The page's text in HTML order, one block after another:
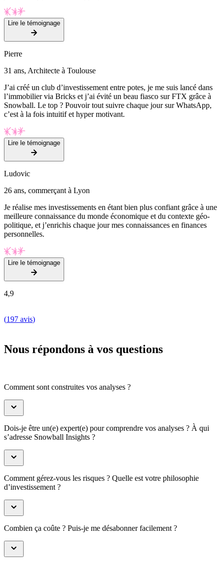
Lire le témoignage
Pierre
31 ans, Architecte à Toulouse
J’ai créé un club d’investissement entre potes, je me suis lancé dans
l’immobilier via Bricks et j’ai évité un beau fiasco sur FTX grâce à
Snowball. Le top ? Pouvoir tout suivre chaque jour sur WhatsApp,
c’est à la fois intuitif et hyper motivant.
Lire le témoignage
Ludovic
26 ans, commerçant à Lyon
Je réalise mes investissements en étant bien plus confiant grâce à une
meilleure connaissance du monde économique et du contexte géo-
politique, et j’enrichis chaque jour mes connaissances en finances
personnelles.
Lire le témoignage
4,9
(197 avis)
Nous répondons à vos questions
Comment sont construites vos analyses ?
Dois-je être un(e) expert(e) pour comprendre vos analyses ? À qui
s’adresse Snowball Insights ?
Comment gérez-vous les risques ? Quelle est votre philosophie
d’investissement ?
Combien ça coûte ? Puis-je me désabonner facilement ?